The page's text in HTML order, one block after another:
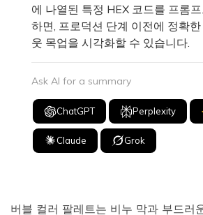
에 나열된 특정 HEX 코드를 프롬
하면, 프로덕션 단계 이전에 정확
웃 목업을 시각화할 수 있습니다.
Ask AI for a summary
ChatGPT Perplexity
Claude Grok
버블 컬러 팔레트는 비누 막과 부드러